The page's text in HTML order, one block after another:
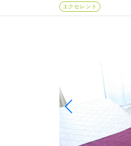
エクセレント